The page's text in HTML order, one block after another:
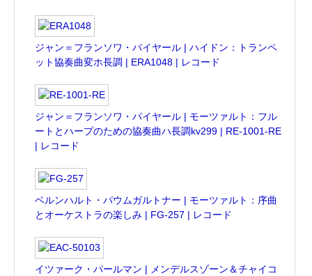
ジャン＝フランソワ・パイヤール | ハイドン：トランペ
ット協奏曲変ホ長調 | ERA1048 | レコード
ジャン＝フランソワ・パイヤール | モーツァルト：フル
ートとハープのための協奏曲ハ長調kv299 | RE-1001-RE
| レコード
ベルンハルト・パウムガルトナー | モーツァルト：序曲
とオーケストラの楽しみ | FG-257 | レコード
イツァーク・パールマン | メンデルスゾーン＆チャイコ